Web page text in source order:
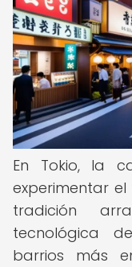
En Tokio, la
experimentar
tradición
tecnológica
barrios más